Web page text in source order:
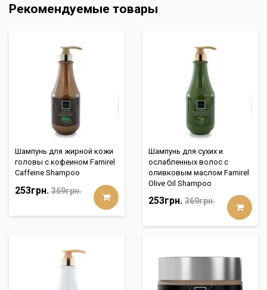
Рекомендуемые товары
Шампунь для жирной кожи
головы с кофеином Famirel
Caffeine Shampoo
253грн. 369грн.
Шампунь для сухих и
ослабленных волос с
оливковым маслом Famirel
Olive Oil Shampoo
253грн. 369грн.